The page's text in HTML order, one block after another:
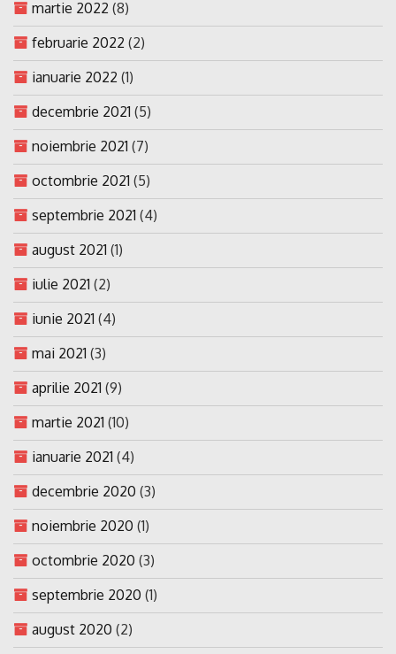
martie 2022 (8)
februarie 2022 (2)
ianuarie 2022 (1)
decembrie 2021 (5)
noiembrie 2021 (7)
octombrie 2021 (5)
septembrie 2021 (4)
august 2021 (1)
iulie 2021 (2)
iunie 2021 (4)
mai 2021 (3)
aprilie 2021 (9)
martie 2021 (10)
ianuarie 2021 (4)
decembrie 2020 (3)
noiembrie 2020 (1)
octombrie 2020 (3)
septembrie 2020 (1)
august 2020 (2)